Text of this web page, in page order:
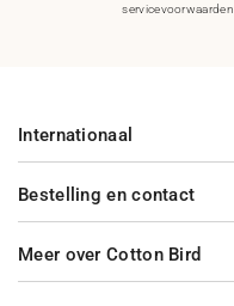
servicevoorwaarden
Bestelling en contact
Meer over Cotton Bird
Internationaal